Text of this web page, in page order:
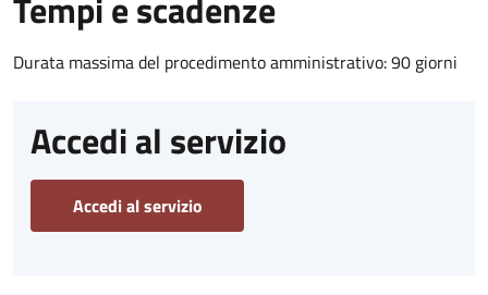
Durata massima del procedimento amministrativo: 90 giorni
Accedi al servizio
Accedi al servizio